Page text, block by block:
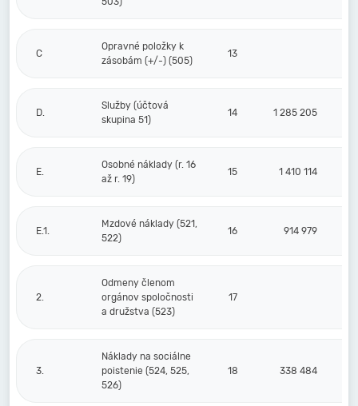
C
Opravné položky k
zásobám (+/-) (505)
13
D.
Služby (účtová
skupina 51)
14 1 285 205
E.
Osobné náklady (r. 16
až r. 19)
15 1 410 114
E.1.
Mzdové náklady (521,
522)
16 914 979
2.
Odmeny členom
orgánov spoločnosti
a družstva (523)
17
3.
Náklady na sociálne
poistenie (524, 525,
526)
18 338 484